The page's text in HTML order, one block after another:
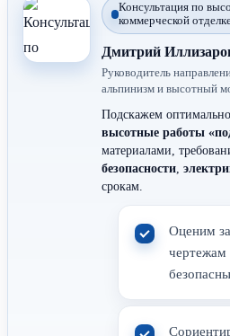
Консультация по
коммерческой
Дмитрий
Руководитель
альпинизм и высотный
Подскажем
высотные работы
материалами,
безопасности,
срокам.
Оценим